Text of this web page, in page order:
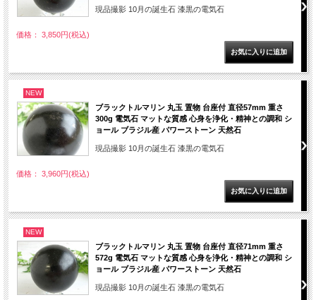
現品撮影 10月の誕生石 漆黒の電気石
価格： 3,850円(税込)
NEW
ブラックトルマリン 丸玉 置物 台座付 直径57mm 重さ
300g 電気石 マットな質感 心身を浄化・精神との調和 シ
ョール ブラジル産 パワーストーン 天然石
現品撮影 10月の誕生石 漆黒の電気石
価格： 3,960円(税込)
NEW
ブラックトルマリン 丸玉 置物 台座付 直径71mm 重さ
572g 電気石 マットな質感 心身を浄化・精神との調和 シ
ョール ブラジル産 パワーストーン 天然石
現品撮影 10月の誕生石 漆黒の電気石